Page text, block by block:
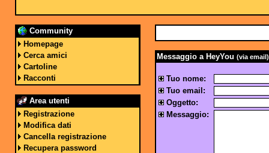
Community
Homepage
Cerca amici
Cartoline
Racconti
Area utenti
Registrazione
Modifica dati
Cancella registrazione
Recupera password
Messaggio a HeyYou (via email)
Tuo nome:
Tuo email:
Oggetto:
Messaggio: